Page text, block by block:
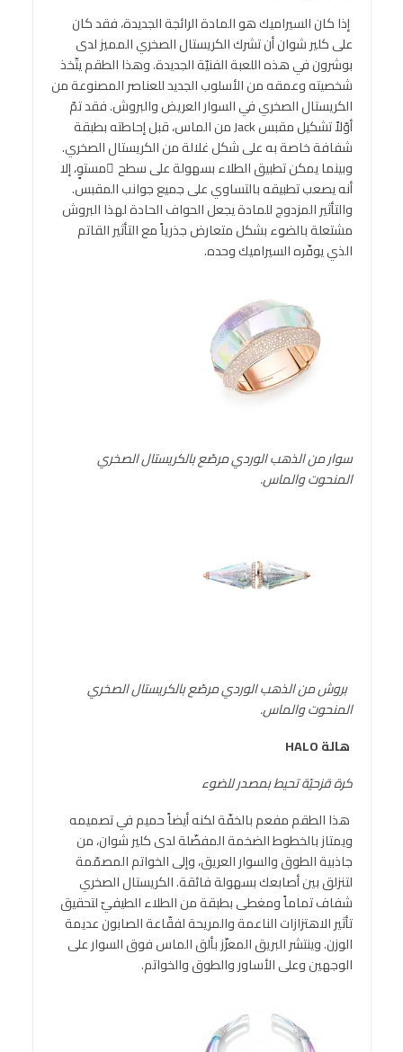
إذا كان السيراميك هو المادة الرائجة الجديدة، فقد كان
على كلير شوان أن تشرك الكريستال الصخري المميز لدى
بوشرون في هذه اللعبة الفنيّة الجديدة. وهذا الطقم يتّخذ
شخصيته وعمقه من الأسلوب الجديد للعناصر المصنوعة من
الكريستال الصخري في السوار العريض والبروش. فقد تمّ
أوّلاً تشكيل مقبس Jack من الماس، قبل إحاطته بطبقة
شفافة خاصة به على شكل غلالة من الكريستال الصخري.
وبينما يمكن تطبيق الطلاء بسهولة على سطح ٍمستوٍ، إلا
أنه يصعب تطبيقه بالتساوي على جميع جوانب المقبس.
والتأثير المزدوج للمادة يجعل الحواف الحادة لهذا البروش
مشتعلة بالضوء بشكل متعارض جذرياً مع التأثير القاتم
الذي يوفّره السيراميك وحده.
سوار من الذهب الوردي مرصّع بالكريستال الصخري
المنحوت والماس.
بروش من الذهب الوردي مرصّع بالكريستال الصخري
المنحوت والماس.
هالةHALO
كرةقزحيّةتحيط بمصدر للضوء
هذا الطقم مفعم بالخفّة لكنه أيضاً حميم في تصميمه
ويمتاز بالخطوط الضخمة المفضّلة لدى كلير شوان، من
جاذبية الطوق والسوار العريق، وإلى الخواتم المصمّمة
لتنزلق بين أصابعك بسهولة فائقة. الكريستال الصخري
شفاف تماماً ومغطى بطبقة من الطلاء الطيفيّ لتحقيق
تأثير الاهتزازات الناعمة والمريحة لفقّاعة الصابون عديمة
الوزن. وينتشر البريق المعزّز بألق الماس فوق السوار على
الوجهين وعلى الأساور والطوق والخواتم.